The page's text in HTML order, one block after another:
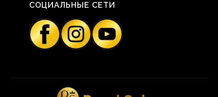
СОЦИАЛЬНЫЕ СЕТИ